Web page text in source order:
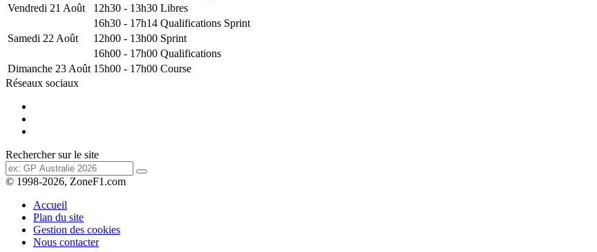
Vendredi 21 Août
12h30 - 13h30 Libres
16h30 - 17h14 Qualifications Sprint
Samedi 22 Août
12h00 - 13h00 Sprint
16h00 - 17h00 Qualifications
Dimanche 23 Août 15h00 - 17h00 Course
Réseaux sociaux
Rechercher sur le site
© 1998-2026, ZoneF1.com
Accueil
Plan du site
Gestion des cookies
Nous contacter